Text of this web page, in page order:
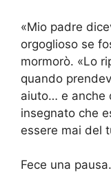
«Mio padre
orgoglioso se
mormorò. «Lo
quando
aiuto… e anche
insegnato che
essere mai del
Fece una